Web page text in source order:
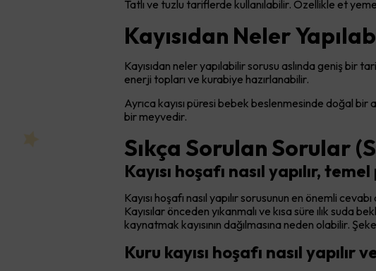
Tatlı ve tuzlu tariflerde kullanılabilir. Özellikle et
Kayısıdan Neler
Kayısıdan neler yapılabilir sorusu aslında geniş bir
enerji topları ve kurabiye hazırlanabilir.
Ayrıca kayısı püresi bebek beslenmesinde doğal
bir meyvedir.
Sıkça Sorulan Sorular
Kayısı hoşafı nasıl yapılır,
Kayısı hoşafı nasıl yapılır sorusunun en önemli
Kayısılar önceden yıkanmalı ve kısa süre ılık
kaynatmak kayısının dağılmasına neden olabilir.
Kuru kayısı hoşafı nasıl yapılır